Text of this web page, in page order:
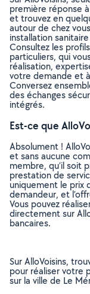
première réponse
et trouvez en
autour de chez
installation sanitaire
Consultez les
particuliers, qui
réalisation,
votre demande et
Conversez
des échanges
intégrés.
Est-ce que
Absolument !
et sans aucune
membre, qu’il soit
prestation de
uniquement le prix
demandeur, et
Vous pouvez
directement sur
bancaires.
Sur AlloVoisins,
pour réaliser votre
sur la ville de Le